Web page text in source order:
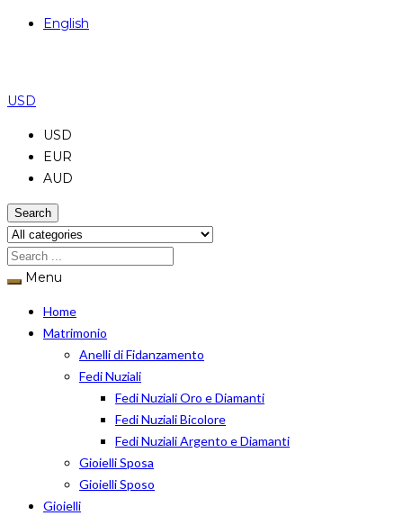
English
USD
USD
EUR
AUD
Search
Menu
Home
Matrimonio
Anelli di Fidanzamento
Fedi Nuziali
Fedi Nuziali Oro e Diamanti
Fedi Nuziali Bicolore
Fedi Nuziali Argento e Diamanti
Gioielli Sposa
Gioielli Sposo
Gioielli